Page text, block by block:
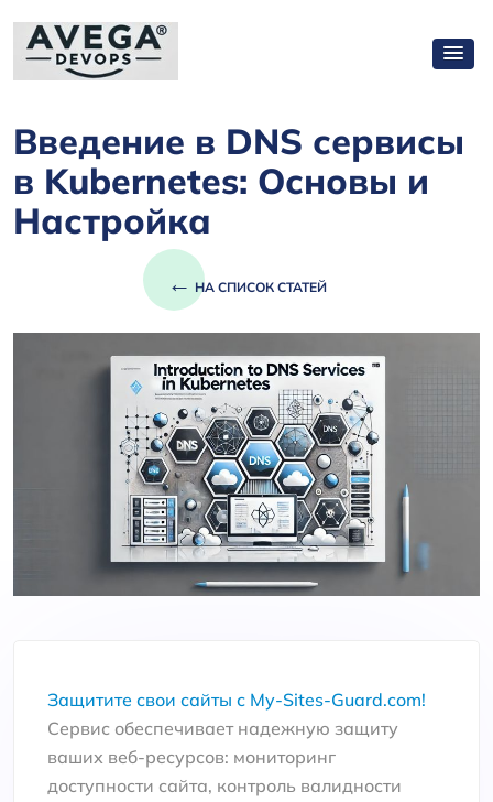
Введение в DNS сервисы
в Kubernetes: Основы и
Настройка
← НА СПИСОК СТАТЕЙ
Защитите свои сайты с My-Sites-Guard.com!
Сервис обеспечивает надежную защиту
ваших веб-ресурсов: мониторинг
доступности сайта, контроль валидности